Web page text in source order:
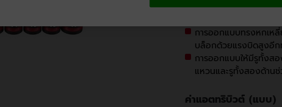
ขนาดลูกบล็อก ทั้งนี้ เค
การออกแบบทรงหกเห
บล็อกด้วยแรงบิดสูงอีก
การออกแบบให้มีรูทั้งส
แหวนและรูทั้งสองด้าน
ค่าแอตทริบิวต์ (แบบ)